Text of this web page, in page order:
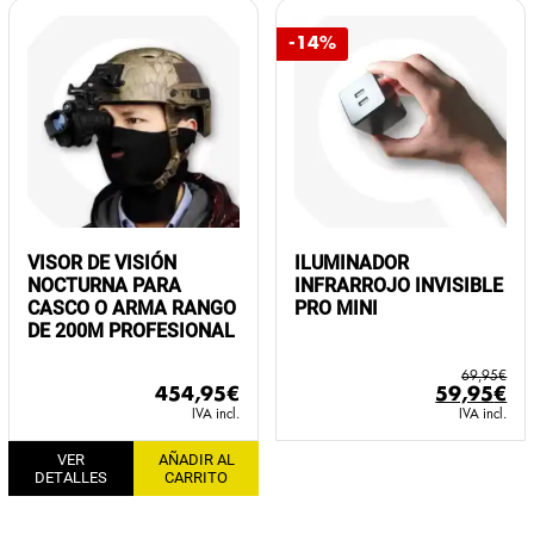
VISOR DE VISIÓN
NOCTURNA PARA
CASCO O ARMA RANGO
DE 200M PROFESIONAL
454,95€
IVA incl.
VER
DETALLES
AÑADIR AL
CARRITO
-14%
ILUMINADOR
INFRARROJO INVISIBLE
PRO MINI
69,95€
El
precio
original
59,95€
IVA incl.